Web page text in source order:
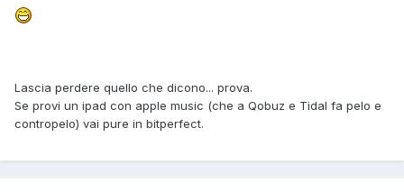
Lascia perdere quello che dicono... prova.
Se provi un ipad con apple music (che a Qobuz e Tidal fa pelo e
contropelo) vai pure in bitperfect.